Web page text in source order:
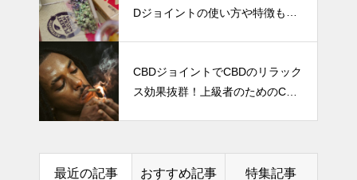
(VAPE)おすすめ 8選！
Dジョイントの使い方や特徴も解
CBDジョイントでCBDのリラック
ス効果抜群！上級者のためのCBD
最近の記事 おすすめ記事 特集記事
CBD電子タバコPODタイプにつ
CBDクリスタルとは？使い方含
ル４選】
CBDに含まれるテルペンの効果